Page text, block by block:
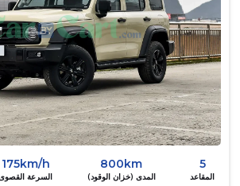
5
المقاعد
800km
المدى (خزان الوقود)
175km/h
السرعة